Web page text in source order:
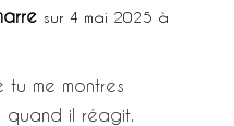
sur 4 mai 2025 à
tu me montres
quand il réagit.